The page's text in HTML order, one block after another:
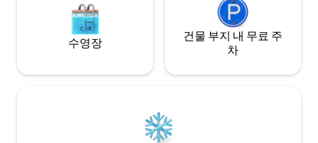
수영장
건물 부지 내 무료 주
차